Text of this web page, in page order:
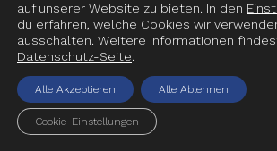
auf unserer Website zu bieten. In den
du erfahren, welche Cookies wir
ausschalten. Weitere Informationen
Datenschutz-Seite.
Alle Akzeptieren Alle Ablehnen
Cookie-Einstellungen